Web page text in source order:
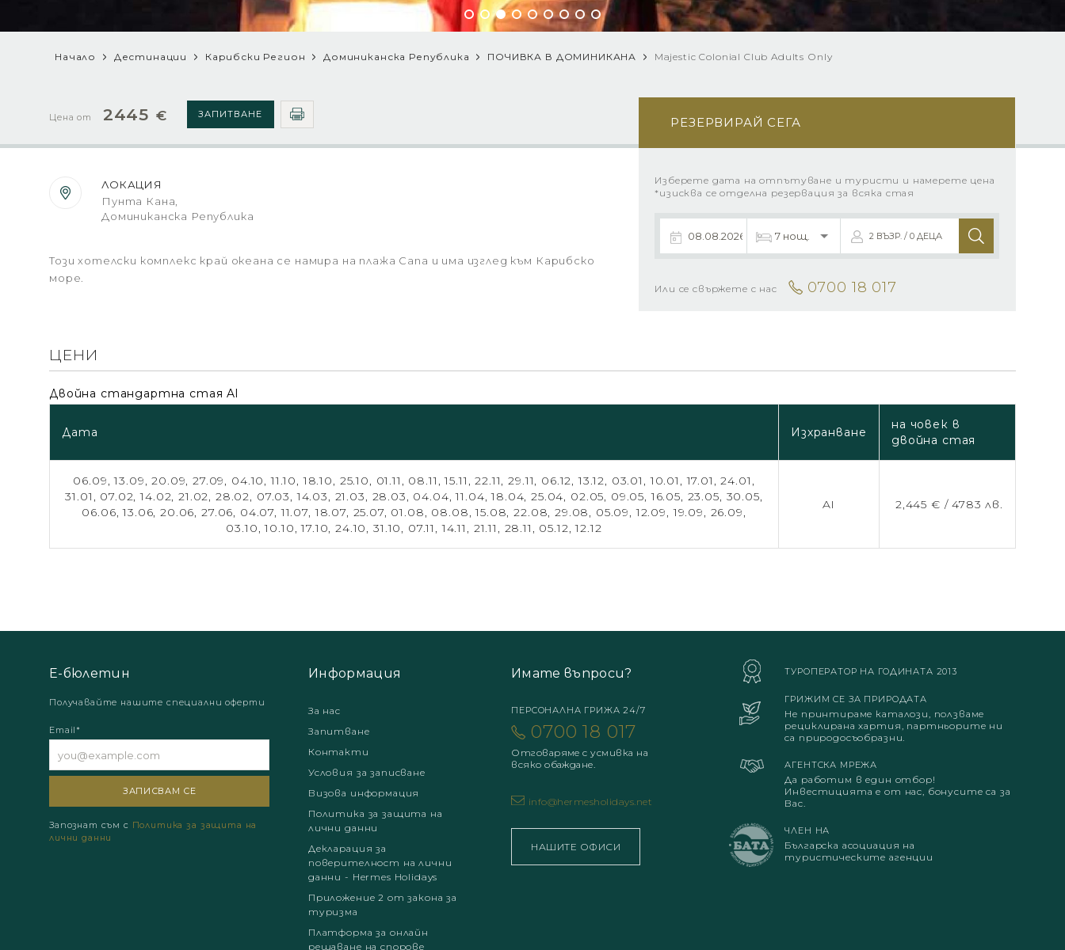
Начало Дестинации Карибски Регион Доминиканска Република ПОЧИВКА В ДОМИНИКАНА Majestic Colonial Club Adults Оnly
Цена от 2445 € ЗАПИТВАНЕ
ЛОКАЦИЯ
Пунта Кана,
Доминиканска Република
Този хотелски комплекс край океана се намира на плажа Cana и има изглед към Карибско
море.
РЕЗЕРВИРАЙ СЕГА
Изберете дата на отпътуване и туристи и намерете цена
*изисква се отделна резервация за всяка стая
2 ВЪЗР. / 0 ДЕЦА
Или се свържете с нас 0700 18 017
ЦЕНИ
Двойна стандартна стая Al
Дата Изхранване
на човек в
двойна стая
06.09,13.09,20.09,27.09, 04.10,11.10,18.10, 25.10, 01.11, 08.11,15.11,22.11,29.11, 06.12,13.12, 03.01,10.01,17.01,24.01,
31.01, 07.02,14.02,21.02, 28.02, 07.03,14.03, 21.03, 28.03, 04.04,11.04,18.04,25.04, 02.05, 09.05,16.05, 23.05, 30.05,
06.06,13.06,20.06,27.06, 04.07,11.07,18.07, 25.07, 01.08, 08.08,15.08,22.08,29.08, 05.09,12.09,19.09, 26.09,
03.10,10.10,17.10,24.10, 31.10, 07.11,14.11, 21.11, 28.11, 05.12,12.12
AI 2,445 € /4783 лв.
Е-бюлетин
Получавайте нашите специални оферти
Email*
Запознат съм с Политика за защита на
лични данни
Информация
За нас
Запитване
Контакти
Условия за записване
Визова информация
Политика за защита на
лични данни
Декларация за
поверителност на лични
данни - Hermes Holidays
Приложение 2 от закона за
туризма
Платформа за онлайн
решаване на спорове
Имате въпроси?
ПЕРСОНАЛНА ГРИЖА 24/7
0700 18 017
Отговаряме с усмивка на
всяко обаждане.
info@hermesholidays.net
НАШИТЕ ОФИСИ
ТУРОПЕРАТОР НА ГОДИНАТА 2013
ГРИЖИМ СЕ ЗА ПРИРОДАТА
Не принтираме каталози, ползваме
рециклирана хартия, партньорите ни
са природосъобразни.
АГЕНТСКА МРЕЖА
Да работим в един отбор!
Инвестицията е от нас, бонусите са за
Вас.
ЧЛЕН НА
Българска асоциация на
туристическите агенции